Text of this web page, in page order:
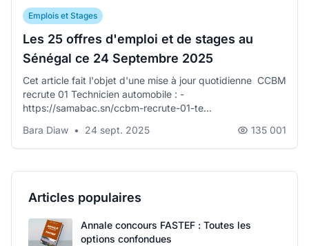
Emplois et Stages
Les 25 offres d'emploi et de stages au
Sénégal ce 24 Septembre 2025
Cet article fait l'objet d'une mise à jour quotidienne CCBM
recrute 01 Technicien automobile : -
https://samabac.sn/ccbm-recrute-01-te...
Bara Diaw • 24 sept. 2025 135 001
Articles populaires
Annale concours FASTEF : Toutes les
options confondues